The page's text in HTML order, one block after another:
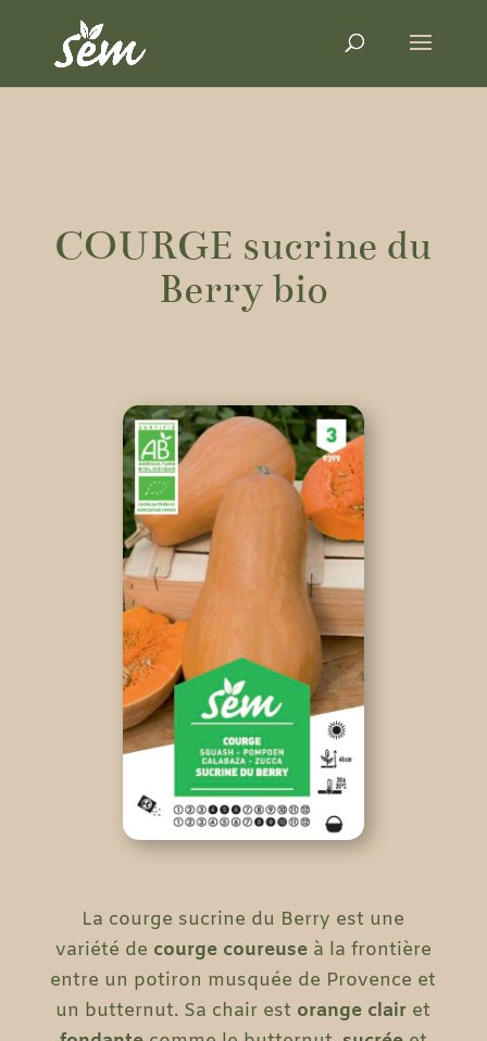
COURGE sucrine du
Berry bio
La courge sucrine du Berry est une
variété de courge coureuseà la frontière
entre un potiron musquée de Provence et
un butternut. Sa chair est orange clair et